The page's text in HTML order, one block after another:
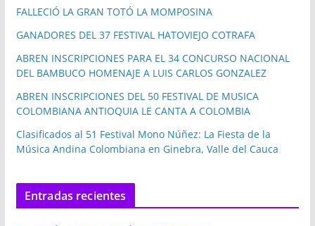
FALLECIÓ LA GRAN TOTÓ LA MOMPOSINA
GANADORES DEL 37 FESTIVAL HATOVIEJO COTRAFA
ABREN INSCRIPCIONES PARA EL 34 CONCURSO NACIONAL
DEL BAMBUCO HOMENAJE A LUIS CARLOS GONZALEZ
ABREN INSCRIPCIONES DEL 50 FESTIVAL DE MUSICA
COLOMBIANA ANTIOQUIA LE CANTA A COLOMBIA
Clasificados al 51 Festival Mono Núñez: La Fiesta de la
Música Andina Colombiana en Ginebra, Valle del Cauca
Entradas recientes